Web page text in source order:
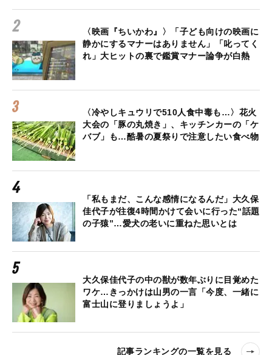
〈映画『ちいかわ』〉「子ども向けの映画に
静かにするマナーはありません」「叱ってく
れ」大ヒットの裏で鑑賞マナー論争が白熱
〈冷やしキュウリで510人食中毒も…〉花火
大会の「豚の丸焼き」、キッチンカーの「ケ
バブ」も…酷暑の夏祭りで注意したい食べ物
「私もまだ、こんな感情になるんだ」大久保
佳代子が往復4時間かけて会いに行った“話題
の子猿”…愛犬の老いに重ねた思いとは
大久保佳代子の中の獣が数年ぶりに目覚めた
ワケ…きっかけは山男の一言「今度、一緒に
富士山に登りましょうよ」
記事ランキングの一覧を見る